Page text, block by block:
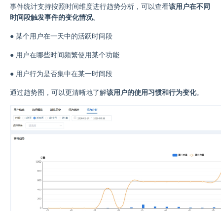
事件统计支持按照时间维度进行趋势分析，可以查看该用户在不同
时间段触发事件的变化情况。
● 某个用户在一天中的活跃时间段
● 用户在哪些时间频繁使用某个功能
● 用户行为是否集中在某一时间段
通过趋势图，可以更清晰地了解该用户的使用习惯和行为变化。